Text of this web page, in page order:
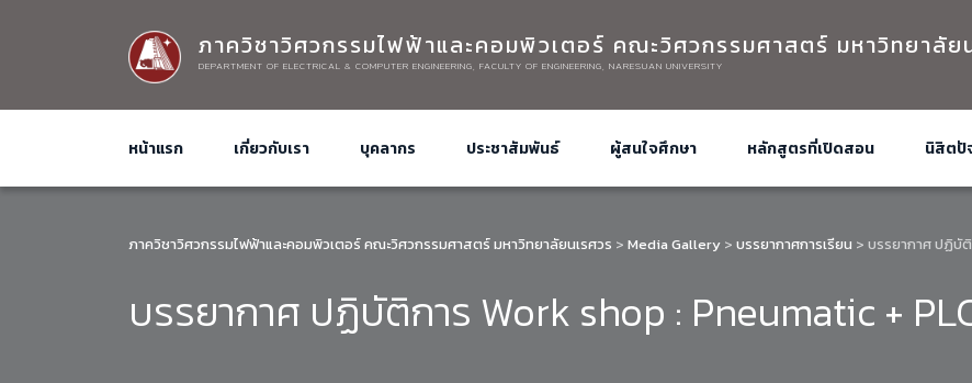
ภาควิชาวิศวกรรมไฟฟ้าและคอมพิวเตอร์ คณะวิศวกรรมศาสตร์ มหาวิทยาลัย
DEPARTMENT OF ELECTRICAL & COMPUTER ENGINEERING, FACULTY OF ENGINEERING, NARESUAN UNIVERSITY
หน้าแรก เกี่ยวกับเรา บุคลากร ประชาสัมพันธ์ ผู้สนใจศึกษา หลักสูตรที่เปิดสอน นิสิตปั
ภาควิชาวิศวกรรมไฟฟ้าและคอมพิวเตอร์ คณะวิศวกรรมศาสตร์ มหาวิทยาลัยนเรศวร > Media Gallery > บรรยากาศการเรียน > บรรยากาศ ปฏิบั
บรรยากาศ ปฏิบัติการ Work shop : Pneumatic +